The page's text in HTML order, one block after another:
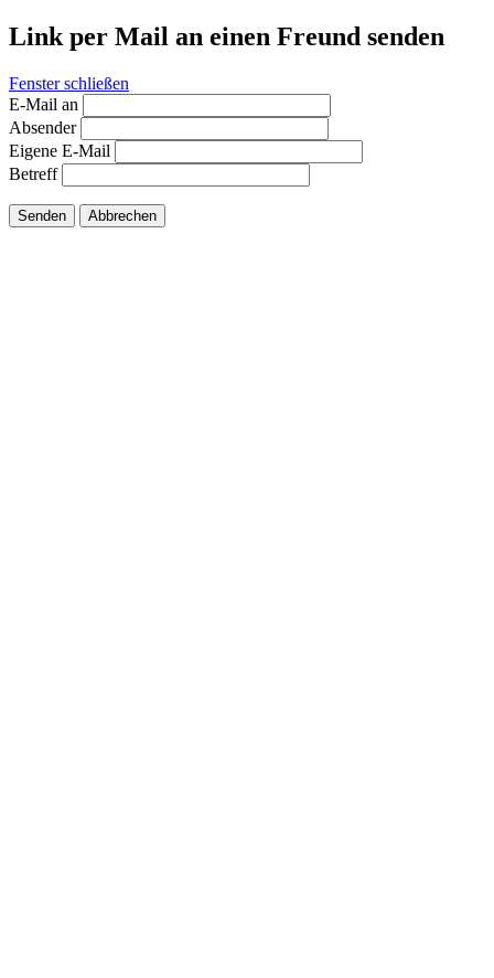
Link per Mail an einen Freund senden
Fenster schließen
E-Mail an
Absender
Eigene E-Mail
Betreff
Senden Abbrechen